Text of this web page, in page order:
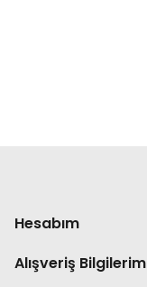
Hesabım
Alışveriş Bilgilerim